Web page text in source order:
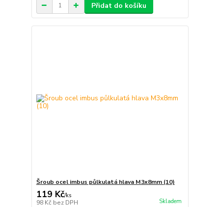
Přidat do košíku
Šroub ocel imbus půlkulatá hlava M3x8mm (10)
119 Kč/ks
98 Kč bez DPH Skladem